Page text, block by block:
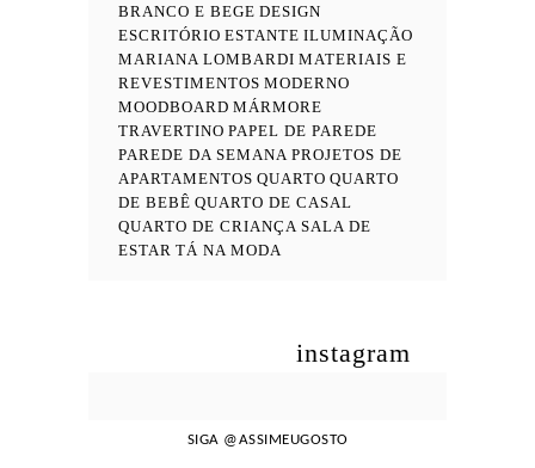
BRANCO E BEGE DESIGN
ESCRITÓRIO ESTANTE ILUMINAÇÃO
MARIANA LOMBARDI MATERIAIS E
REVESTIMENTOS MODERNO
MOODBOARD MÁRMORE
TRAVERTINO PAPEL DE PAREDE
PAREDE DA SEMANA PROJETOS DE
APARTAMENTOS QUARTO QUARTO
DE BEBÊ QUARTO DE CASAL
QUARTO DE CRIANÇA SALA DE
ESTAR TÁ NA MODA
instagram
SIGA @ASSIMEUGOSTO